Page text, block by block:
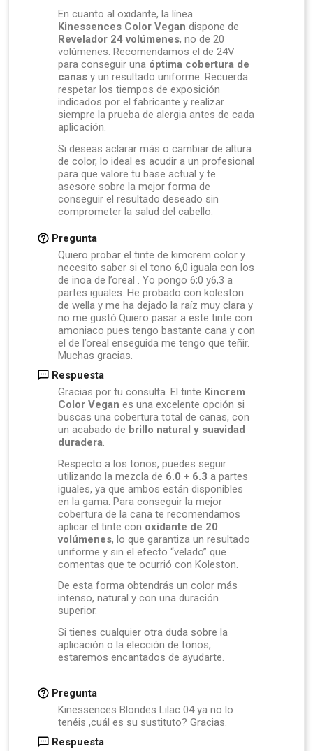
En cuanto al oxidante, la línea
Kinessences Color Vegan dispone de
Revelador 24 volúmenes, no de 20
volúmenes. Recomendamos el de 24V
para conseguir una óptima cobertura de
canas y un resultado uniforme. Recuerda
respetar los tiempos de exposición
indicados por el fabricante y realizar
siempre la prueba de alergia antes de cada
aplicación.
Si deseas aclarar más o cambiar de altura
de color, lo ideal es acudir a un profesional
para que valore tu base actual y te
asesore sobre la mejor forma de
conseguir el resultado deseado sin
comprometer la salud del cabello.
Pregunta
Quiero probar el tinte de kimcrem color y
necesito saber si el tono 6,0 iguala con los
de inoa de l’oreal . Yo pongo 6;0 y6,3 a
partes iguales. He probado con koleston
de wella y me ha dejado la raíz muy clara y
no me gustó.Quiero pasar a este tinte con
amoniaco pues tengo bastante cana y con
el de l’oreal enseguida me tengo que teñir.
Muchas gracias.
Respuesta
Gracias por tu consulta. El tinte Kincrem
Color Vegan es una excelente opción si
buscas una cobertura total de canas, con
un acabado de brillo natural y suavidad
duradera.
Respecto a los tonos, puedes seguir
utilizando la mezcla de 6.0 + 6.3 a partes
iguales, ya que ambos están disponibles
en la gama. Para conseguir la mejor
cobertura de la cana te recomendamos
aplicar el tinte con oxidante de 20
volúmenes, lo que garantiza un resultado
uniforme y sin el efecto “velado” que
comentas que te ocurrió con Koleston.
De esta forma obtendrás un color más
intenso, natural y con una duración
superior.
Si tienes cualquier otra duda sobre la
aplicación o la elección de tonos,
estaremos encantados de ayudarte.
Pregunta
Kinessences Blondes Lilac 04 ya no lo
tenéis ,cuál es su sustituto? Gracias.
Respuesta